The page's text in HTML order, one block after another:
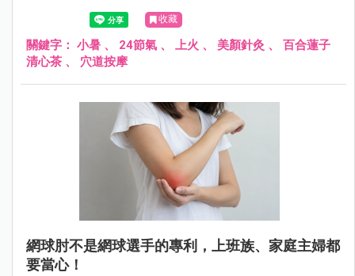
收藏
關鍵字： 小暑 、 24節氣 、 上火 、 美顏針灸 、 百合蓮子
清心茶 、 穴道按摩
網球肘不是網球選手的專利，上班族、家庭主婦都
要當心！